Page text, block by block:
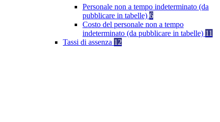
Personale non a tempo indeterminato (da
pubblicare in tabelle) 6
Costo del personale non a tempo
indeterminato (da pubblicare in tabelle) 11
Tassi di assenza 12